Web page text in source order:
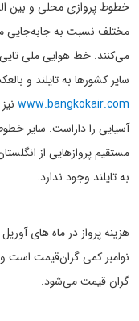
خطوط پروازی محلی و بین
مختلف نسبت به جابه‌جایی
سایر کشورها به تایلند و
www.bangkokair.com
آسیایی را داراست. سایر
مستقیم پروازهایی از
به تایلند وجود ندارد.
هزینه پرواز در ماه های
نوامبر کمی گران‌قیمت است
گران قیمت می‌شود.